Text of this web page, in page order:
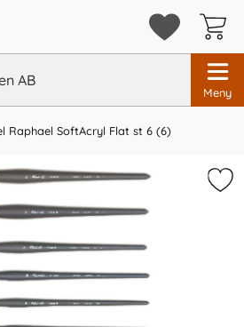
Meny
Raphael SoftAcryl Flat st 6 (6)